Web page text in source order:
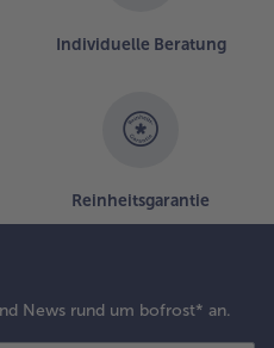
Individuelle Beratung
Reinheitsgarantie
News rund um bofrost* an.